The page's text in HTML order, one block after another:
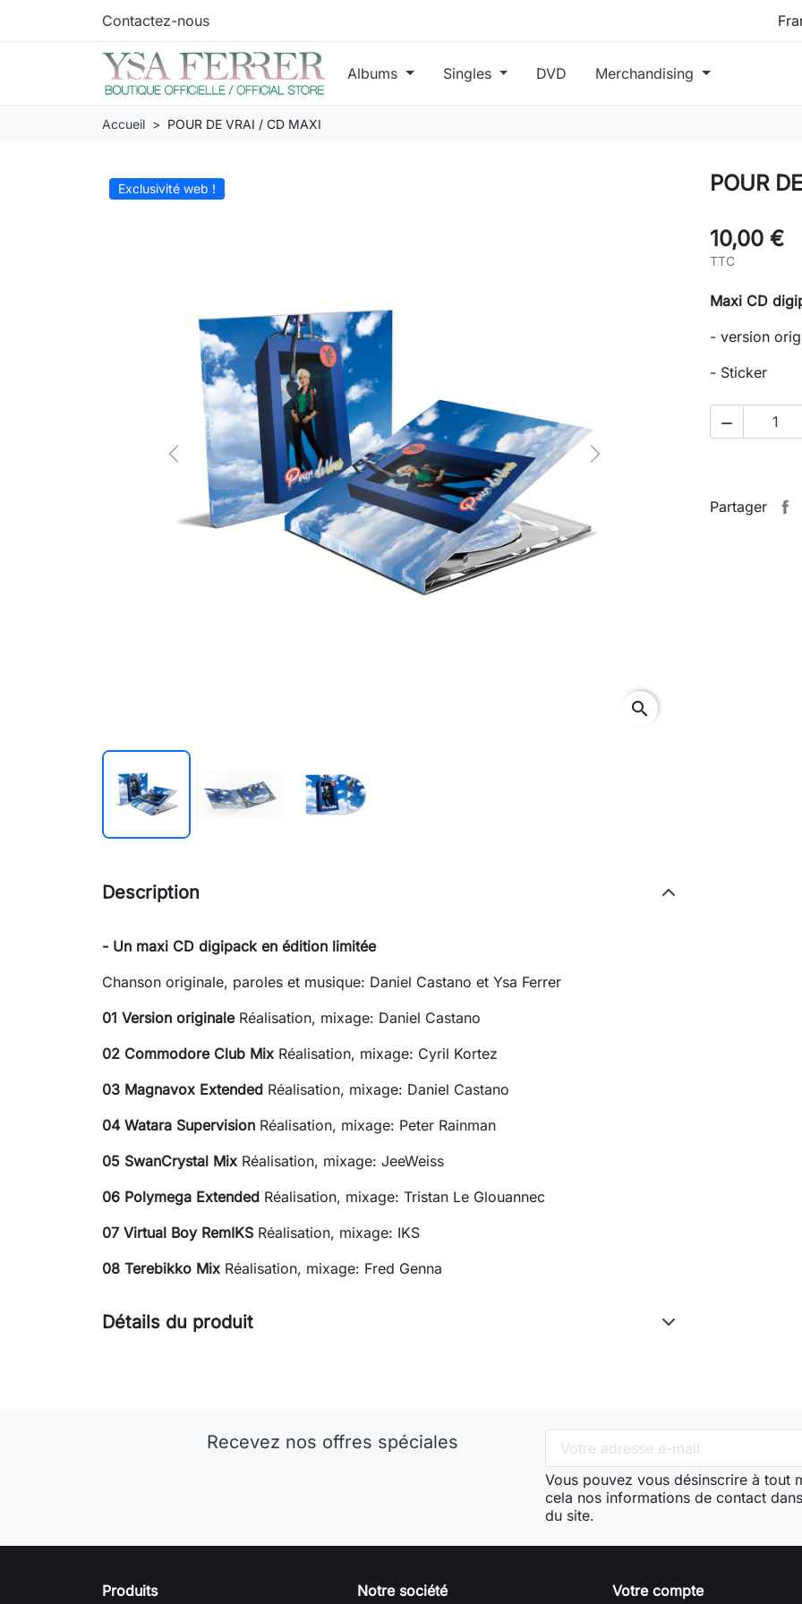
Contactez-nous
Albums Singles DVD Merchandising
Accueil POUR DE VRAI / CD MAXI
Exclusivité web !
Previous Next
search
POUR
10,00 €
TTC
Maxi CD
- version
- Sticker

Partager
Description
- Un maxi CD digipack en édition limitée
Chanson originale, paroles et musique: Daniel Castano et Ysa Ferrer
01 Version originale Réalisation, mixage: Daniel Castano
02 Commodore Club Mix Réalisation, mixage: Cyril Kortez
03 Magnavox Extended Réalisation, mixage: Daniel Castano
04 Watara Supervision Réalisation, mixage: Peter Rainman
05 SwanCrystal Mix Réalisation, mixage: JeeWeiss
06 Polymega Extended Réalisation, mixage: Tristan Le Glouannec
07 Virtual Boy RemIKS Réalisation, mixage: IKS
08 Terebikko Mix Réalisation, mixage: Fred Genna
Détails du produit
Recevez nos offres spéciales
Vous pouvez vous désinscrire à tout
cela nos informations de contact
du site.
Produits Notre société Votre compte